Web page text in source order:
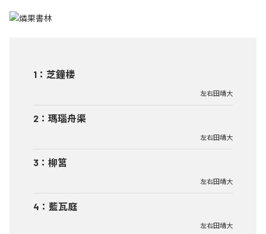
1 ： 芝鐘楼
左右田靖大
2 ： 瑪瑙舟渠
左右田靖大
3 ： 柳筥
左右田靖大
4 ： 藍瓦庭
左右田靖大